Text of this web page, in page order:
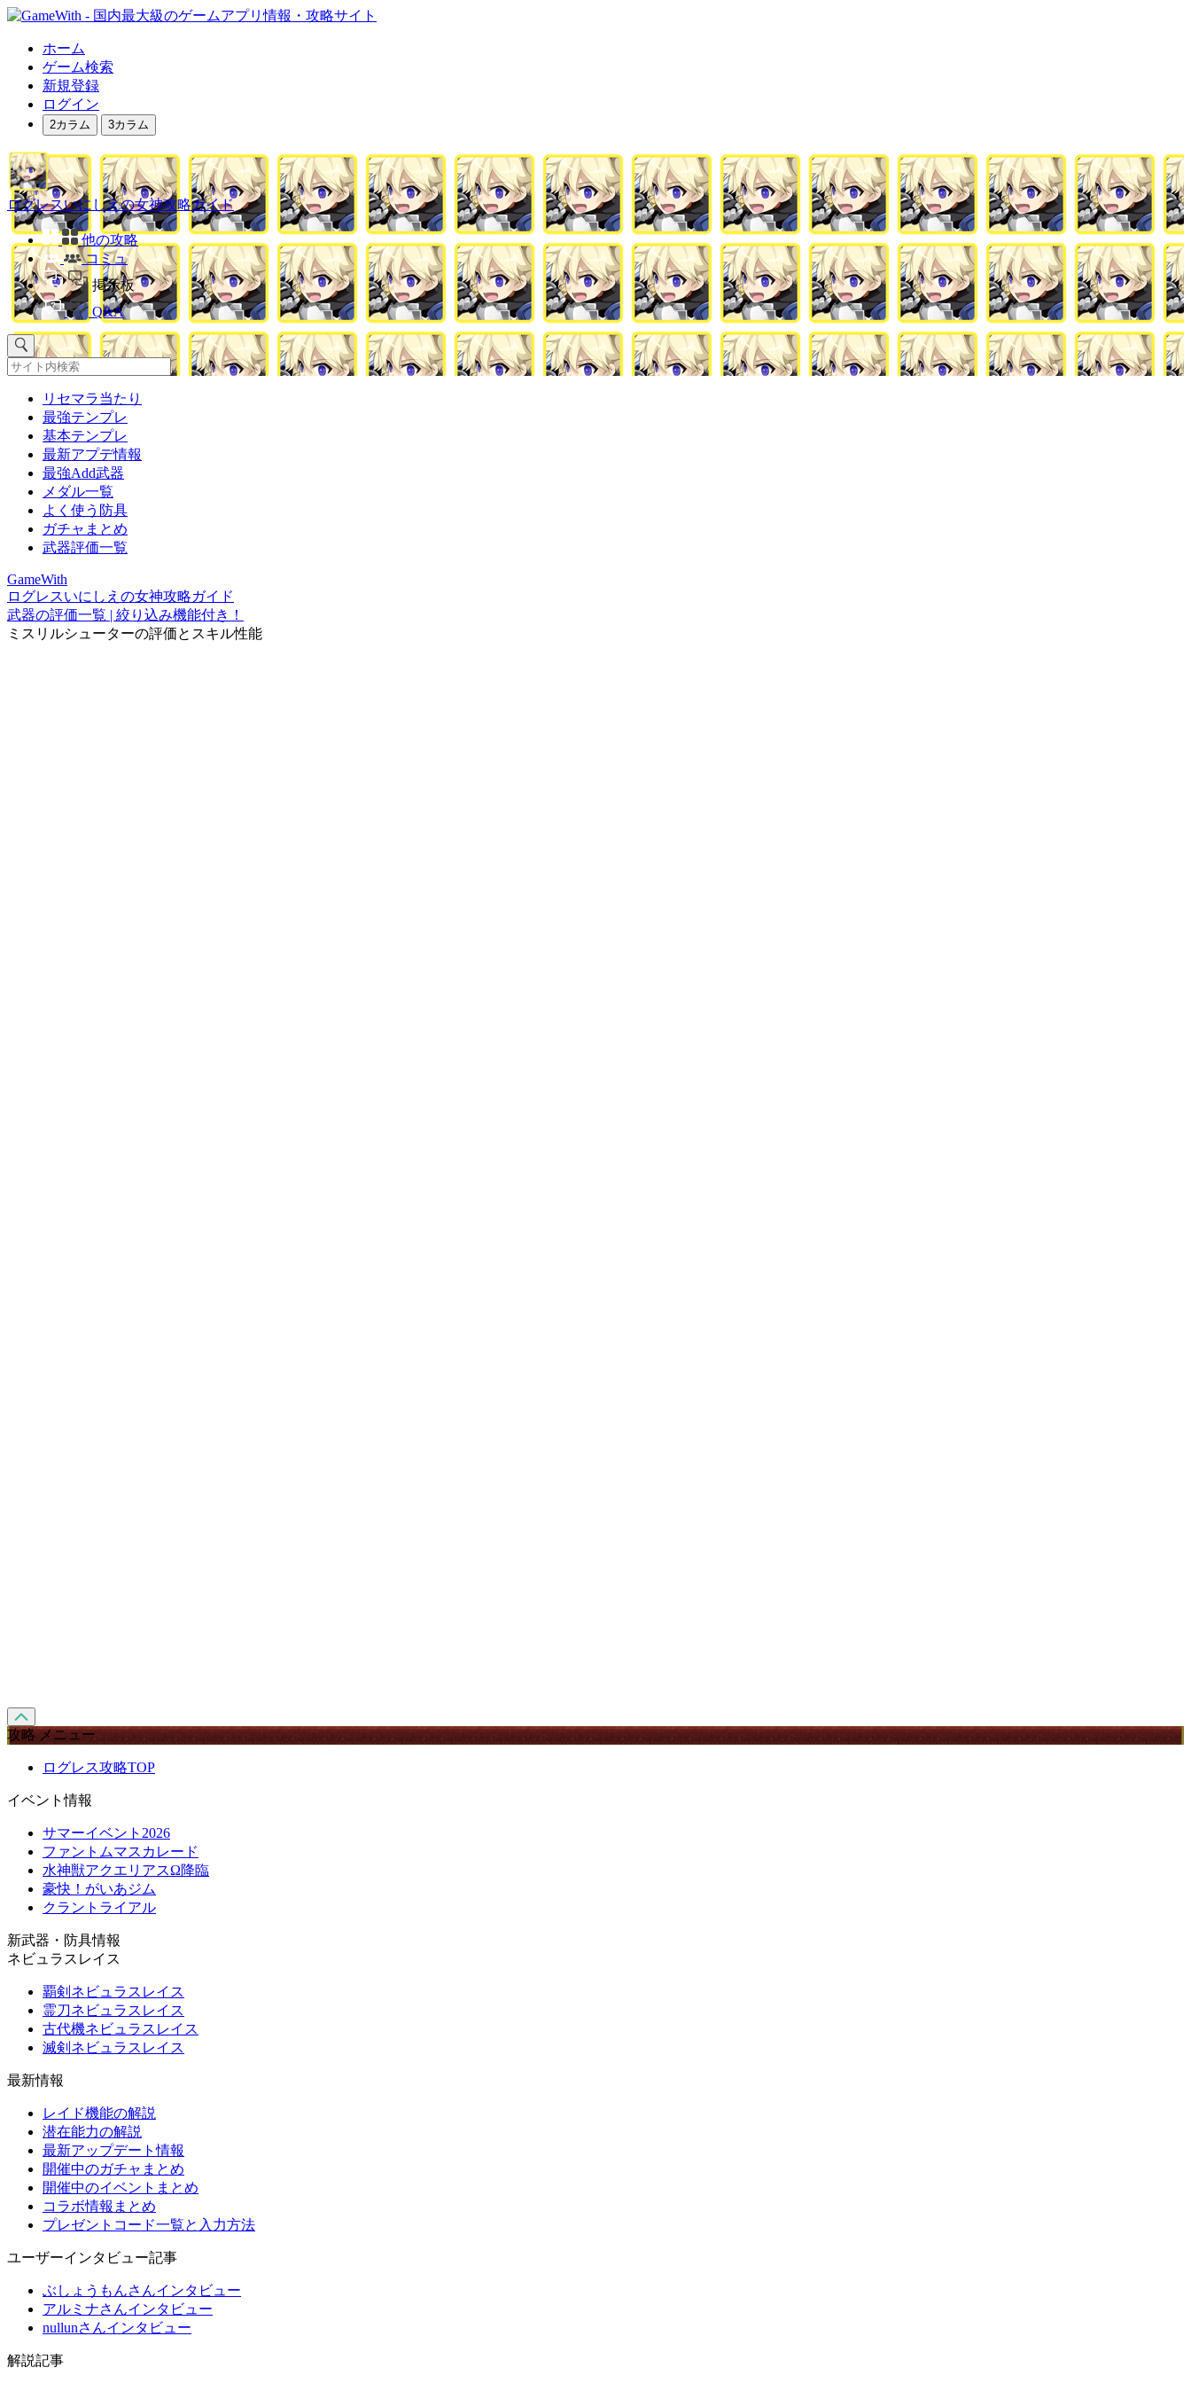
ホーム
ゲーム検索
新規登録
ログイン
2カラム 3カラム
ログレスいにしえの女神攻略ガイド
他の攻略
コミュ
掲示板
Q&A
リセマラ当たり
最強テンプレ
基本テンプレ
最新アプデ情報
最強Add武器
メダル一覧
よく使う防具
ガチャまとめ
武器評価一覧
GameWith
ログレスいにしえの女神攻略ガイド
武器の評価一覧 | 絞り込み機能付き！
ミスリルシューターの評価とスキル性能
攻略 メニュー
ログレス攻略TOP
イベント情報
サマーイベント2026
ファントムマスカレード
水神獣アクエリアスΩ降臨
豪快！がいあジム
クラントライアル
新武器・防具情報
ネビュラスレイス
覇剣ネビュラスレイス
霊刀ネビュラスレイス
古代機ネビュラスレイス
滅剣ネビュラスレイス
最新情報
レイド機能の解説
潜在能力の解説
最新アップデート情報
開催中のガチャまとめ
開催中のイベントまとめ
コラボ情報まとめ
プレゼントコード一覧と入力方法
ユーザーインタビュー記事
ぶしょうもんさんインタビュー
アルミナさんインタビュー
nullunさんインタビュー
解説記事